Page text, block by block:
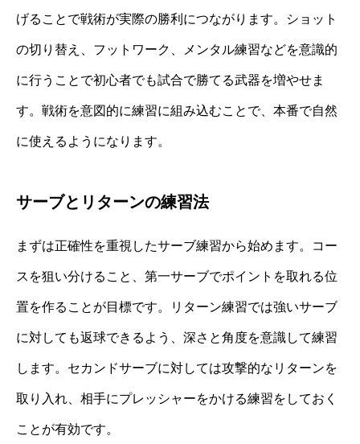
げることで戦術が実際の勝利につながります。ショット
の切り替え、フットワーク、メンタル練習などを意識的
に行うことで初心者でも試合で勝てる武器を増やせま
す。戦術を意図的に練習に組み込むことで、本番で自然
に使えるようになります。
サーブとリターンの練習法
まずは正確性を重視したサーブ練習から始めます。コー
スを狙い分けること、第一サーブでポイントを取れる位
置を作ることが目標です。リターン練習では強いサーブ
に対しても返球できるよう、深さと角度を意識して練習
します。セカンドサーブに対しては攻撃的なリターンを
取り入れ、相手にプレッシャーをかける練習をしておく
ことが有効です。